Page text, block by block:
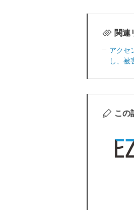
関連
アクセ
し、被
この